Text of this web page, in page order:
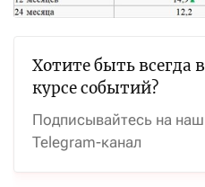
Хотите быть всегда в
курсе событий?
Подписывайтесь на наш
Telegram-канал